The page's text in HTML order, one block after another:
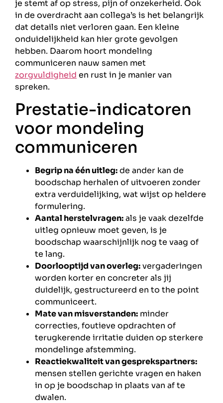
je stemt af op stress, pijn of onzekerheid. Ook
in de overdracht aan collega’s is het belangrijk
dat details niet verloren gaan. Een kleine
onduidelijkheid kan hier grote gevolgen
hebben. Daarom hoort mondeling
communiceren nauw samen met
zorgvuldigheid en rust in je manier van
spreken.
Prestatie-indicatoren
voor mondeling
communiceren
Begrip na één uitleg:de ander kan de
boodschap herhalen of uitvoeren zonder
extra verduidelijking, wat wijst op heldere
formulering.
Aantal herstelvragen:als je vaak dezelfde
uitleg opnieuw moet geven, is je
boodschap waarschijnlijk nog te vaag of
te lang.
Doorlooptijd van overleg:vergaderingen
worden korter en concreter als jij
duidelijk, gestructureerd en to the point
communiceert.
Mate van misverstanden: minder
correcties, foutieve opdrachten of
terugkerende irritatie duiden op sterkere
mondelinge afstemming.
Reactiekwaliteit van gesprekspartners:
mensen stellen gerichte vragen en haken
in op je boodschap in plaats van af te
dwalen.